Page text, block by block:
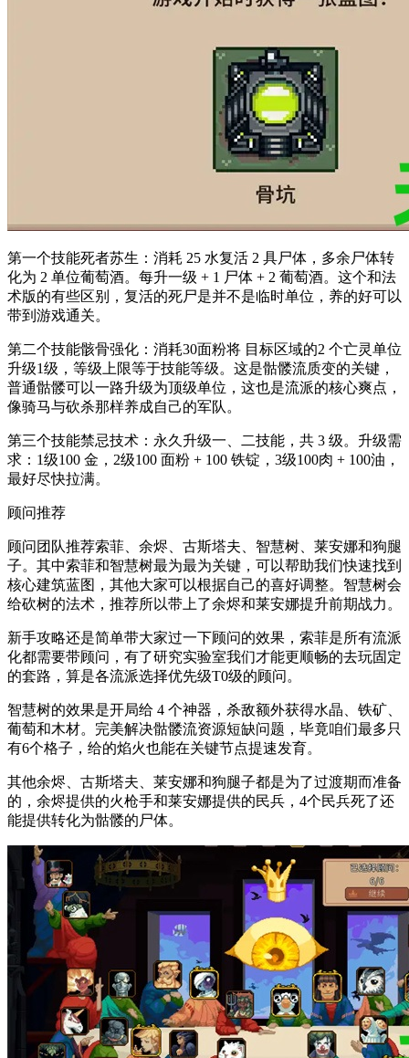
第一个技能死者苏生：消耗 25 水复活 2 具尸体，多余尸体转
化为 2 单位葡萄酒。每升一级 + 1 尸体 + 2 葡萄酒。这个和法
术版的有些区别，复活的死尸是并不是临时单位，养的好可以
带到游戏通关。
第二个技能骸骨强化：消耗30面粉将 目标区域的2 个亡灵单位
升级1级，等级上限等于技能等级。这是骷髅流质变的关键，
普通骷髅可以一路升级为顶级单位，这也是流派的核心爽点，
像骑马与砍杀那样养成自己的军队。
第三个技能禁忌技术：永久升级一、二技能，共 3 级。升级需
求：1级100 金，2级100 面粉 + 100 铁锭，3级100肉 + 100油，
最好尽快拉满。
顾问推荐
顾问团队推荐索菲、余烬、古斯塔夫、智慧树、莱安娜和狗腿
子。其中索菲和智慧树最为最为关键，可以帮助我们快速找到
核心建筑蓝图，其他大家可以根据自己的喜好调整。智慧树会
给砍树的法术，推荐所以带上了余烬和莱安娜提升前期战力。
新手攻略还是简单带大家过一下顾问的效果，索菲是所有流派
化都需要带顾问，有了研究实验室我们才能更顺畅的去玩固定
的套路，算是各流派选择优先级T0级的顾问。
智慧树的效果是开局给 4 个神器，杀敌额外获得水晶、铁矿、
葡萄和木材。完美解决骷髅流资源短缺问题，毕竟咱们最多只
有6个格子，给的焰火也能在关键节点提速发育。
其他余烬、古斯塔夫、莱安娜和狗腿子都是为了过渡期而准备
的，余烬提供的火枪手和莱安娜提供的民兵，4个民兵死了还
能提供转化为骷髅的尸体。